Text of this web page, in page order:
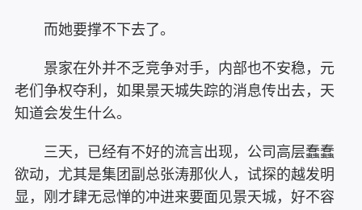
而她要撑不下去了。
景家在外并不乏竞争对手，内部也不安稳，元
老们争权夺利，如果景天城失踪的消息传出去，天
知道会发生什么。
三天，已经有不好的流言出现，公司高层蠢蠢
欲动，尤其是集团副总张涛那伙人，试探的越发明
显，刚才肆无忌惮的冲进来要面见景天城，好不容